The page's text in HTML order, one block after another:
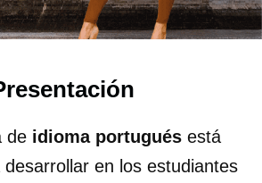
de idioma portuguésestá
en los estudiantes